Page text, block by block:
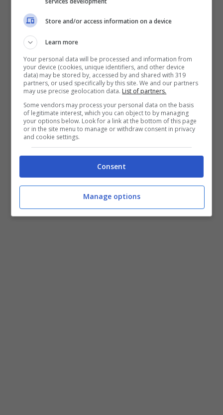
“obbligatorie” per presenza, in cui se non ci
sei non conti. La
di dollari complessiva sarà raggiunta in
pochissimo tempo – sarà penso coincidente
a quella spesa per realizzare i vari macabri
filmati-testamento
– sarebbe stato forse
meglio se la donazione l’avessero fatta
direttamente loro.
Store and/or access information on a device
Learn more
Your personal data will be processed and information from
your device (cookies, unique identifiers, and other device
data) may be stored by, accessed by and shared with 319
partners, or used specifically by this site. We and our partners
may use precise geolocation data. List of partners.
Some vendors may process your personal data on the basis
of legitimate interest, which you can object to by managing
your options below. Look for a link at the bottom of this page
or in the site menu to manage or withdraw consent in privacy
and cookie settings.
Consent
Manage options